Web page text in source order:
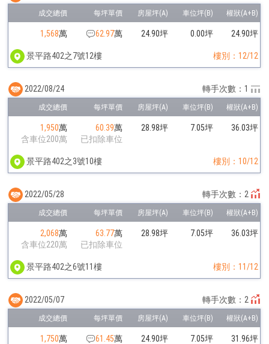
1,568萬 62.97萬 24.90坪 0.00坪 24.90坪
景平路402之7號12樓 樓別：12/12
1,950萬
含車位200萬
60.39萬
已扣除車位
28.98坪 7.05坪 36.03坪
景平路402之3號10樓 樓別：10/12
2022/08/24 轉手次數：1
2,068萬
含車位220萬
63.77萬
已扣除車位
28.98坪 7.05坪 36.03坪
景平路402之6號11樓 樓別：11/12
2022/05/28 轉手次數：2
1,750萬
61.45萬
24.90坪 7.05坪 31.96坪
2022/05/07 轉手次數：2